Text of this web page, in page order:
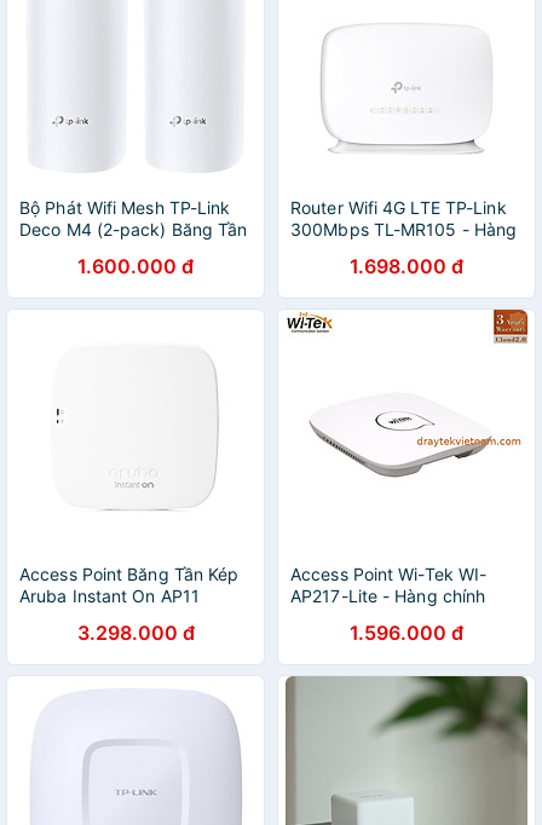
Bộ Phát Wifi Mesh TP-Link
Deco M4 (2-pack) Băng Tần
Hàng Chính Hãng
1.600.000 đ
Router Wifi 4G LTE TP-Link
300Mbps TL-MR105 - Hàng
1.698.000 đ
Access Point Băng Tần Kép
Aruba Instant On AP11
MU-MIMO - Hàng Chính
Hãng
3.298.000 đ
Access Point Wi-Tek WI-
AP217-Lite - Hàng chính
1.596.000 đ